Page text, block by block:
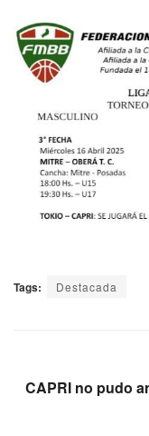
Tags: Destacada
CAPRI no pudo